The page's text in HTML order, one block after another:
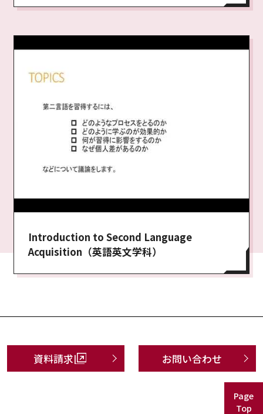
Introduction to Second Language
Acquisition（英語英文学科）
資料請求 お問い合わせ
Page
Top